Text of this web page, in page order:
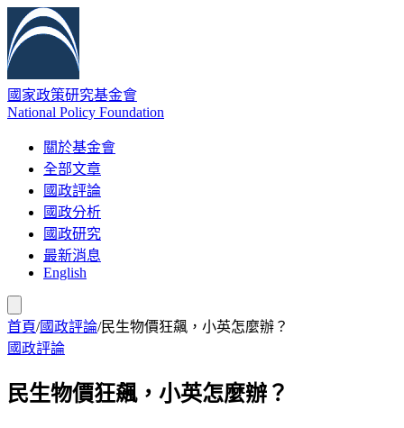
國家政策研究基金會
National Policy Foundation
關於基金會
全部文章
國政評論
國政分析
國政研究
最新消息
English
首頁/國政評論/民生物價狂飆，小英怎麼辦？
國政評論
民生物價狂飆，小英怎麼辦？